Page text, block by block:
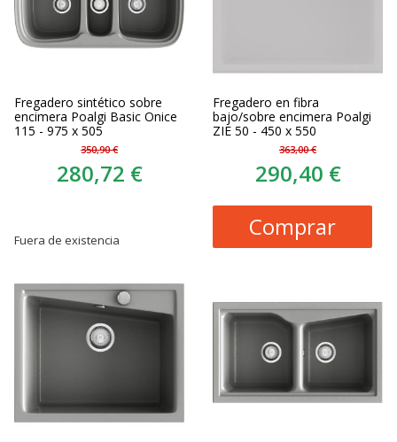
Fregadero sintético sobre
encimera Poalgi Basic Onice
115 - 975 x 505
350,90 €
280,72 €
Fuera de existencia
Fregadero en fibra
bajo/sobre encimera Poalgi
ZIE 50 - 450 x 550
363,00 €
290,40 €
Comprar